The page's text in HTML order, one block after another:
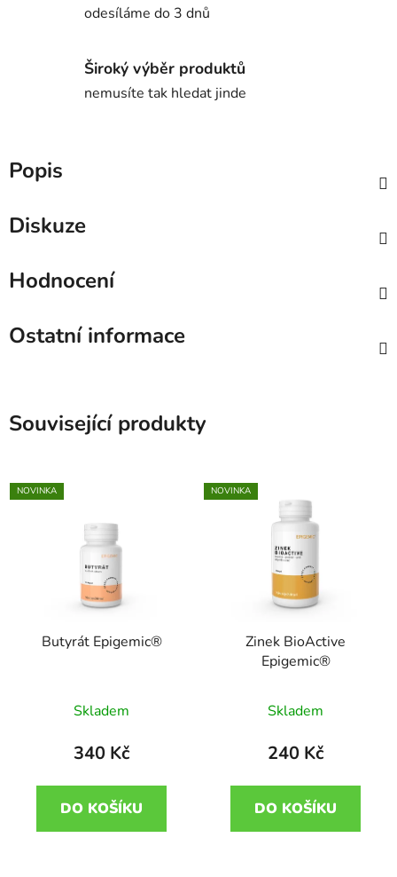
odesíláme do 3 dnů
Široký výběr produktů
nemusíte tak hledat jinde
Popis
Diskuze
Hodnocení
Ostatní informace
Související produkty
NOVINKA
Butyrát Epigemic®
Skladem
340 Kč
DO KOŠÍKU
NOVINKA
Zinek BioActive
Epigemic®
Skladem
240 Kč
DO KOŠÍKU